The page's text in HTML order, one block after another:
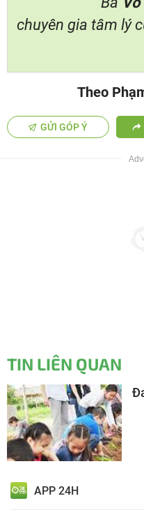
chuyên gia tâm lý
Theo
GỬI GÓP Ý
TIN LIÊN QUAN
APP 24H